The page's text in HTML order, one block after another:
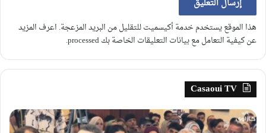
هذا الموقع يستخدم خدمة أكيسميت للتقليل من البريد المزعجة. اعرف المزيد
عن كيفية التعامل مع بيانات التعليقات الخاصة بك processed
.
Casaoui TV